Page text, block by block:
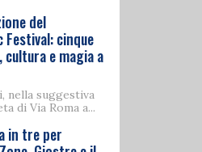
del
Festival: cinque
e magia a
nella suggestiva
di Via Roma a...
in tre per